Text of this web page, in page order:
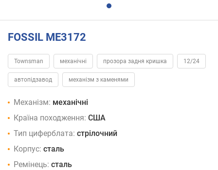
FOSSIL ME3172
Townsman механічні прозора задня кришка 12/24
автопідзавод механізм з каменями
Механізм: механічні
Країна походження: США
Тип циферблата: стрілочний
Корпус: сталь
Ремінець: сталь